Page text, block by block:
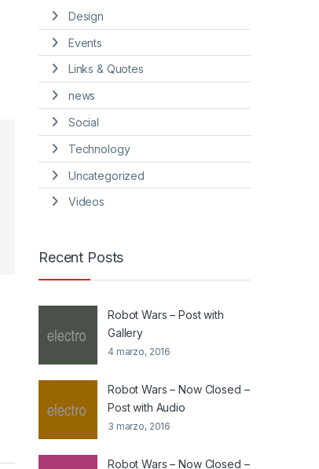
Design
Events
Links & Quotes
news
Social
Technology
Uncategorized
Videos
Recent Posts
Robot Wars – Post with
Gallery
4 marzo, 2016
Robot Wars – Now Closed –
Post with Audio
3 marzo, 2016
Robot Wars – Now Closed –